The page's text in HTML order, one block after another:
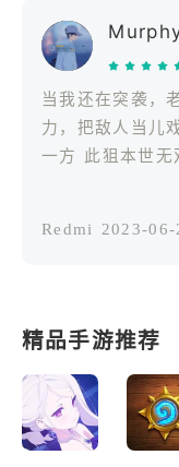
当我还在突袭，
力，把敌人当儿
一方 此狙本世无
Redmi 2023-06-
精品手游推荐